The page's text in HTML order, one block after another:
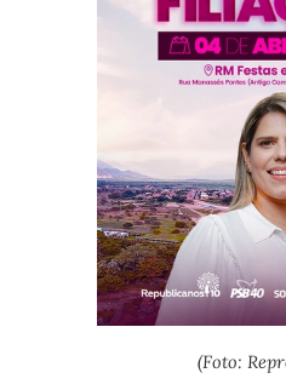
(Foto: